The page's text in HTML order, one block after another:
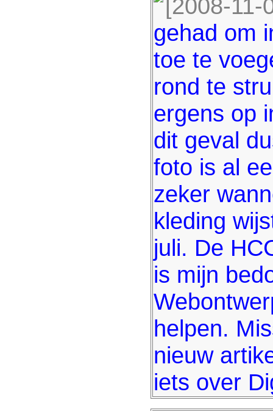
[2008-11-
gehad om
toe te
rond te
ergens op
dit geval
foto is al
zeker
kleding
juli. De
is mijn
helpen.
nieuw
iets over